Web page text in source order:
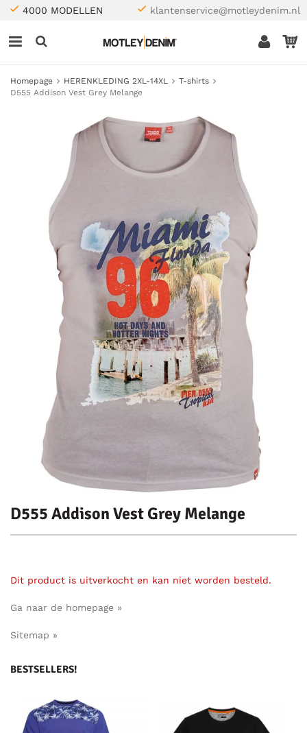
4000 MODELLEN klantenservice@motleydenim.nl
Homepage HERENKLEDING 2XL-14XL
T-shirts
D555 Addison Vest Grey Melange
D555 Addison Vest Grey Melange
Dit product is uitverkocht en kan niet worden besteld.
Ga naar de homepage »
Sitemap »
BESTSELLERS!